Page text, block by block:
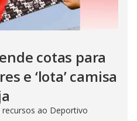
cotas para
e ‘lota’ camisa
ao Deportivo